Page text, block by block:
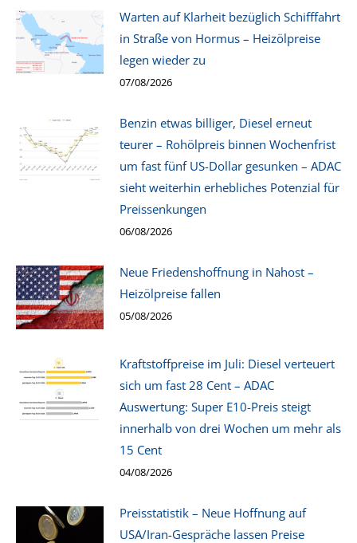
Warten auf Klarheit bezüglich Schifffahrt
in Straße von Hormus – Heizölpreise
legen wieder zu
07/08/2026
Benzin etwas billiger, Diesel erneut
teurer – Rohölpreis binnen Wochenfrist
um fast fünf US-Dollar gesunken – ADAC
sieht weiterhin erhebliches Potenzial für
Preissenkungen
06/08/2026
Neue Friedenshoffnung in Nahost –
Heizölpreise fallen
05/08/2026
Kraftstoffpreise im Juli: Diesel verteuert
sich um fast 28 Cent – ADAC
Auswertung: Super E10-Preis steigt
innerhalb von drei Wochen um mehr als
15 Cent
04/08/2026
Preisstatistik – Neue Hoffnung auf
USA/Iran-Gespräche lassen Preise